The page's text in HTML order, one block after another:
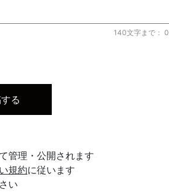
140文字まで：0
管理・公開されます
規約に従います
い